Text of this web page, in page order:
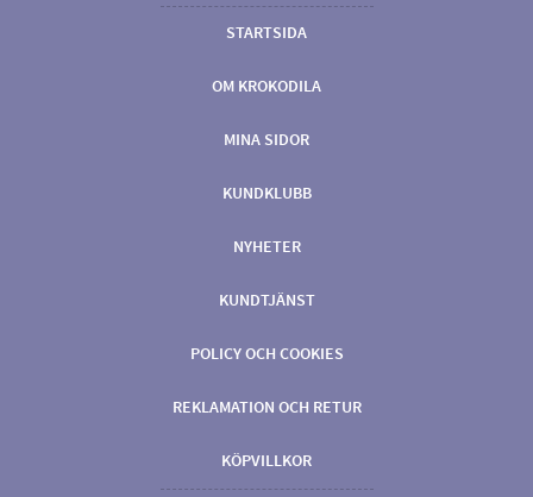
STARTSIDA
OM KROKODILA
MINA SIDOR
KUNDKLUBB
NYHETER
KUNDTJÄNST
POLICY OCH COOKIES
REKLAMATION OCH RETUR
KÖPVILLKOR